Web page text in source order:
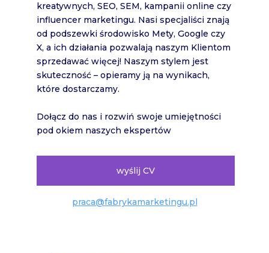
kreatywnych, SEO, SEM, kampanii online czy
influencer marketingu. Nasi specjaliści znają
od podszewki środowisko Mety, Google czy
X, a ich działania pozwalają naszym Klientom
sprzedawać więcej! Naszym stylem jest
skuteczność – opieramy ją na wynikach,
które dostarczamy.
Dołącz do nas i rozwiń swoje umiejętności
pod okiem naszych ekspertów
wyślij CV
praca@fabrykamarketingu.pl